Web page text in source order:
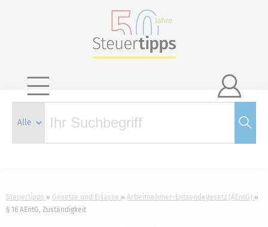

Steuertipps Gesetze und Erlasse
Arbeitnehmer-Entsendegesetz (AEntG)
§ 16 AEntG, Zuständigkeit